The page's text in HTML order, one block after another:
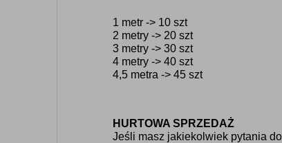
1 metr -> 10 szt
2 metry -> 20 szt
3 metry -> 30 szt
4 metry -> 40 szt
4,5 metra -> 45 szt
HURTOWA SPRZEDAŻ
Jeśli masz jakiekolwiek pytania